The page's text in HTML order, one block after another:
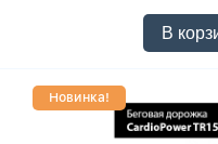
В
Новинка!